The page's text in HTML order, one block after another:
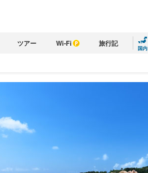
ツアー Wi-Fi 旅行記
国内